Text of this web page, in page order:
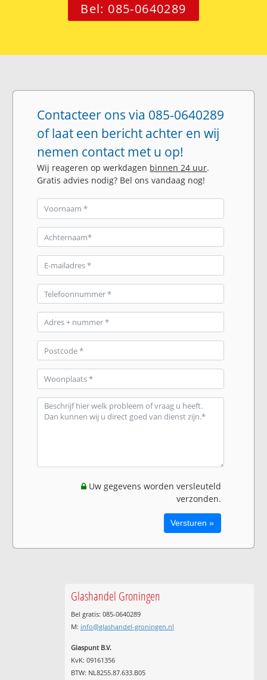
Bel: 085-0640289
Contacteer ons via 085-0640289
of laat een bericht achter en wij
nemen contact met u op!
Wij reageren op werkdagen binnen 24 uur.
Gratis advies nodig? Bel ons vandaag nog!
Uw gegevens worden versleuteld
verzonden.
Glashandel Groningen
Bel gratis: 085-0640289
M: info@glashandel-groningen.nl
Glaspunt B.V.
KvK: 09161356
BTW: NL8255.87.633.B05